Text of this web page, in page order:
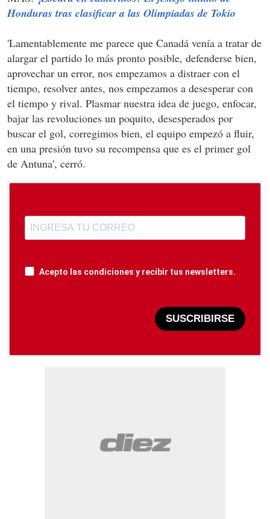
Honduras tras clasificar a las Olimpiadas de Tokio
'Lamentablemente me parece que Canadá venía a tratar de
alargar el partido lo más pronto posible, defenderse bien,
aprovechar un error, nos empezamos a distraer con el
tiempo, resolver antes, nos empezamos a desesperar con
el tiempo y rival. Plasmar nuestra idea de juego, enfocar,
bajar las revoluciones un poquito, desesperados por
buscar el gol, corregimos bien, el equipo empezó a fluir,
en una presión tuvo su recompensa que es el primer gol
de Antuna', cerró.
Acepto las condiciones y recibir tus newsletters.
SUSCRIBIRSE